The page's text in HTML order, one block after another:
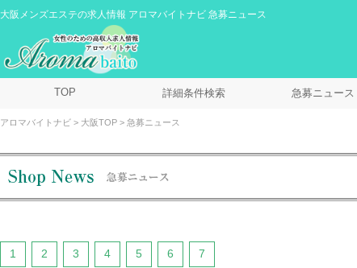
大阪メンズエステの求人情報 アロマバイトナビ 急募ニュース
TOP 詳細条件検索 急募ニュース
アロマバイトナビ 大阪TOP 急募ニュース
1 2 3 4 5 6 7